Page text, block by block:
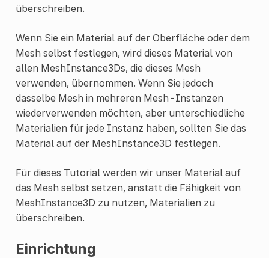
überschreiben.
Wenn Sie ein Material auf der Oberfläche oder dem
Mesh selbst festlegen, wird dieses Material von
allen MeshInstance3Ds, die dieses Mesh
verwenden, übernommen. Wenn Sie jedoch
dasselbe Mesh in mehreren Mesh-Instanzen
wiederverwenden möchten, aber unterschiedliche
Materialien für jede Instanz haben, sollten Sie das
Material auf der MeshInstance3D festlegen.
Für dieses Tutorial werden wir unser Material auf
das Mesh selbst setzen, anstatt die Fähigkeit von
MeshInstance3D zu nutzen, Materialien zu
überschreiben.
Einrichtung